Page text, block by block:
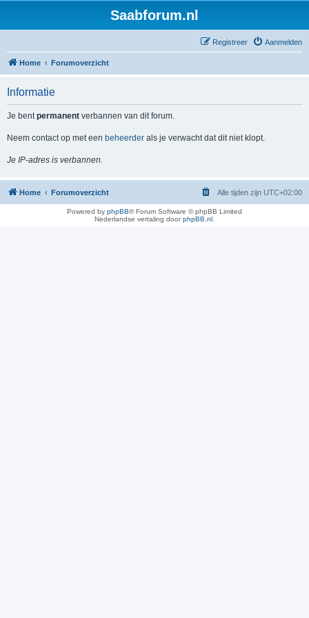
Saabforum.nl
Aanmelden
Registreer
Home Forumoverzicht
Informatie
Je bentpermanent verbannen van dit forum.
Neem contact op met een beheerder als je verwacht dat dit niet klopt.
Je IP-adres is verbannen.
Home Forumoverzicht Alle tijden zijn UTC+02:00
Powered by phpBB® Forum Software © phpBB Limited
Nederlandse vertaling doorphpBB.nl